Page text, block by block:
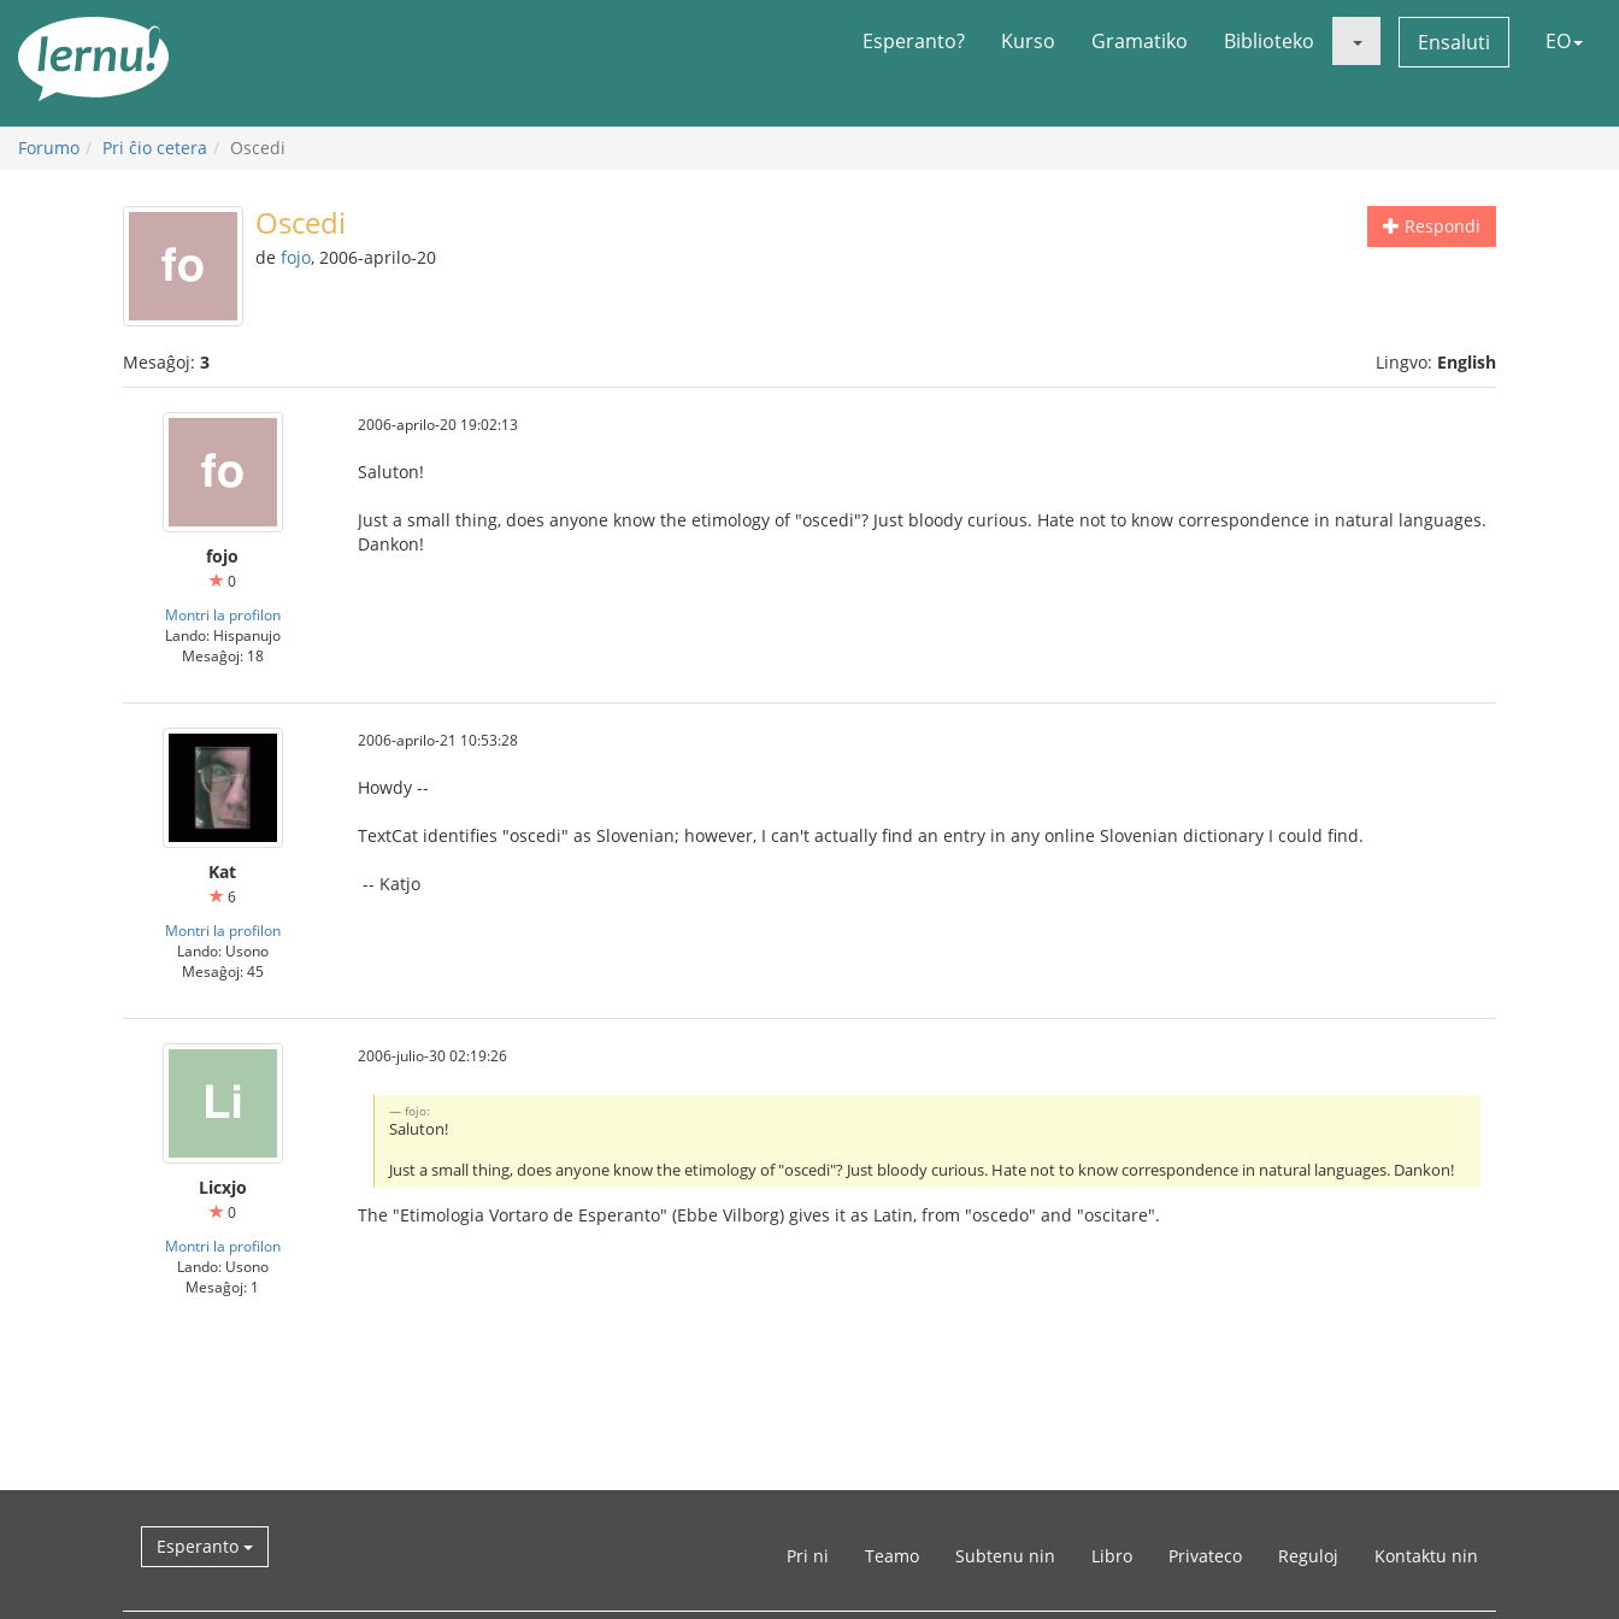
enhavo
Esperanto? Kurso Gramatiko Biblioteko Ensaluti EO
Forumo Pri ĉio cetera Oscedi
Respondi
Oscedi
de fojo, 2006-aprilo-20
Mesaĝoj: 3 Lingvo: English
fojo
0
Montri la profilon
Lando: Hispanujo
Mesaĝoj: 18
2006-aprilo-20 19:02:13
Saluton!
Just a small thing, does anyone know the etimology of "oscedi"? Just bloody curious. Hate not to know correspondence in natural languages.
Dankon!
Kat
6
Montri la profilon
Lando: Usono
Mesaĝoj: 45
2006-aprilo-21 10:53:28
Howdy --
TextCat identifies "oscedi" as Slovenian; however, I can't actually find an entry in any online Slovenian dictionary I could find.
-- Katjo
Licxjo
0
Montri la profilon
Lando: Usono
Mesaĝoj: 1
2006-julio-30 02:19:26
fojo:
Saluton!
Just a small thing, does anyone know the etimology of "oscedi"? Just bloody curious. Hate not to know correspondence in natural languages. Dankon!
The "Etimologia Vortaro de Esperanto" (Ebbe Vilborg) gives it as Latin, from "oscedo" and "oscitare".
Esperanto Pri ni Teamo Subtenu nin Libro Privateco Reguloj Kontaktu nin